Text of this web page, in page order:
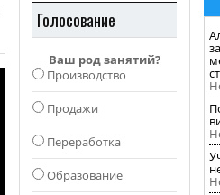
Голосование
Ваш род занятий?
Производство
Продажи
Переработка
Образование